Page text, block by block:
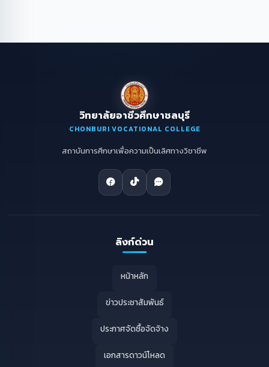
วิทยาลัยอาชีวศึกษาชลบุรี
CHONBURI VOCATIONAL COLLEGE
สถาบันการศึกษาเพื่อความเป็นเลิศทางวิชาชีพ
ลิงก์ด่วน
หน้าหลัก
ข่าวประชาสัมพันธ์
ประกาศจัดซื้อจัดจ้าง
เอกสารดาวน์โหลด